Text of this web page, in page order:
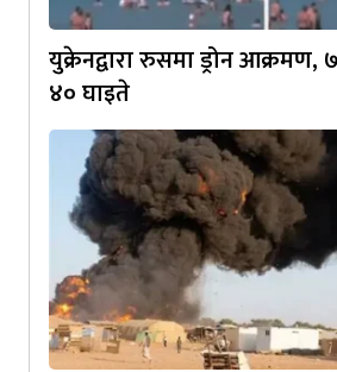
युक्रेनद्वारा रुसमा ड्रोन आक्रमण,
४० घाइते